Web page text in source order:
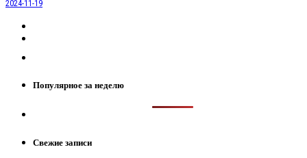
2024-11-19
Популярное за неделю
Свежие записи